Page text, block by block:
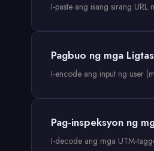
I-paste ang isang sirang
Pagbuo ng mga
I-encode ang input ng user
Pag-inspeksyon ng
I-decode ang mga UTM-